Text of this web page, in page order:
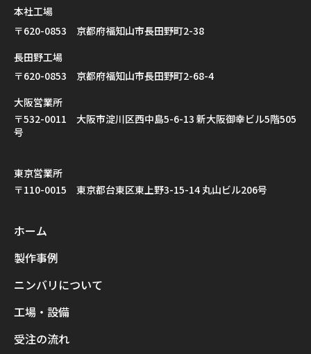
本社工場
〒620-0853 京都府福知山市長田野町2-38
長田野工場
〒620-0853 京都府福知山市長田野町2-68-4
大阪営業所
〒532-0011 大阪市淀川区西中島5-6-13 新大阪御幸ビル5階505
号
東京営業所
〒110-0015 東京都台東区東上野3-15-14 丸山ビル206号
ホーム
製作事例
ニンバリについて
工場・設備
受注の流れ